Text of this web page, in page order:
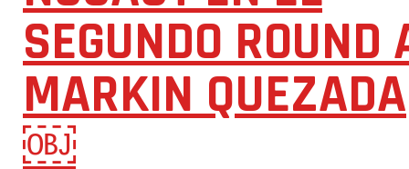
SEGUNDO ROUND
MARKIN QUEZADA
￼